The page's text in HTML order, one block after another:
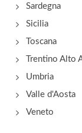
Sardegna
Sicilia
Toscana
Trentino Alto
Umbria
Valle d'Aosta
Veneto